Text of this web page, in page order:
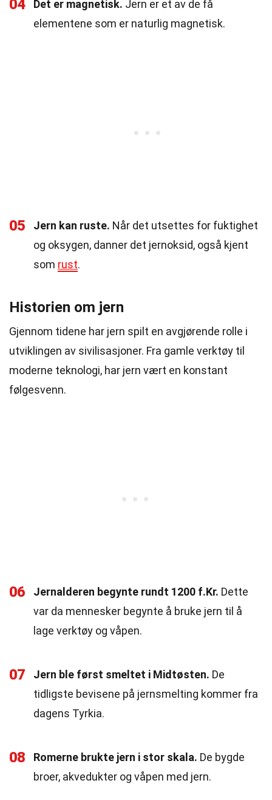
04 Det er magnetisk. Jern er et av de få
elementene som er naturlig magnetisk.
05 Jern kan ruste. Når det utsettes for fuktighet
og oksygen, danner det jernoksid, også kjent
som rust.
Historien om jern
Gjennom tidene har jern spilt en avgjørende rolle i
utviklingen av sivilisasjoner. Fra gamle verktøy til
moderne teknologi, har jern vært en konstant
følgesvenn.
06 Jernalderen begynte rundt 1200 f.Kr. Dette
var da mennesker begynte å bruke jern til å
lage verktøy og våpen.
07 Jern ble først smeltet i Midtøsten. De
tidligste bevisene på jernsmelting kommer fra
dagens Tyrkia.
08 Romerne brukte jern i stor skala. De bygde
broer, akvedukter og våpen med jern.